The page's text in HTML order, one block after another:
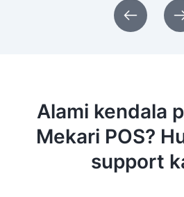
Alami kendala
Mekari POS?
support